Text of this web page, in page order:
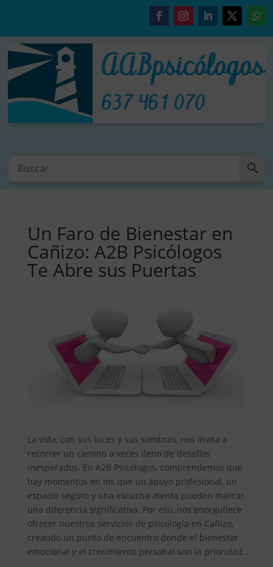
Un Faro de Bienestar en
Cañizo: A2B Psicólogos
Te Abre sus Puertas
La vida, con sus luces y sus sombras, nos invita a
recorrer un camino a veces lleno de desafíos
inesperados. En A2B Psicólogos, comprendemos que
hay momentos en los que un apoyo profesional, un
espacio seguro y una escucha atenta pueden marcar
una diferencia significativa. Por eso, nos enorgullece
ofrecer nuestros servicios de psicología en Cañizo,
creando un punto de encuentro donde el bienestar
emocional y el crecimiento personal son la prioridad.